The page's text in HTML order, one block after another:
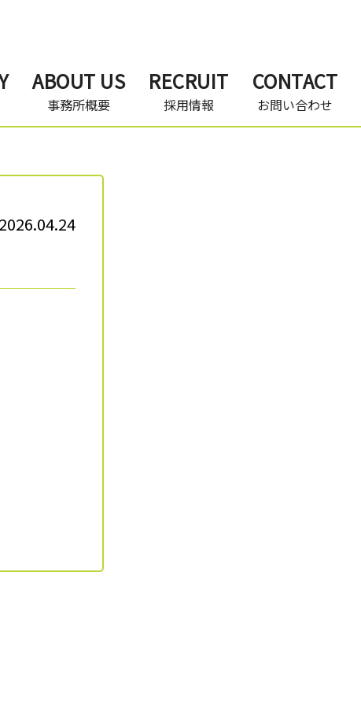
ABOUT US
事務所概要
RECRUIT
採用情報
CONTACT
お問い合わせ
2026.04.24